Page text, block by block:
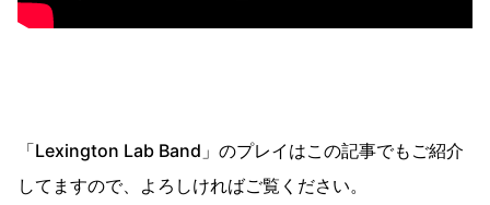
「Lexington Lab Band」のプレイはこの記事でもご紹介
してますので、よろしければご覧ください。